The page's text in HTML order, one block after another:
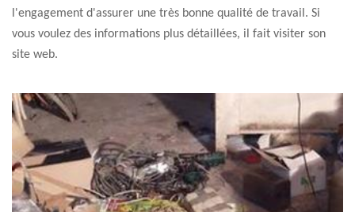
l'engagement d'assurer une très bonne qualité de travail. Si
vous voulez des informations plus détaillées, il fait visiter son
site web.